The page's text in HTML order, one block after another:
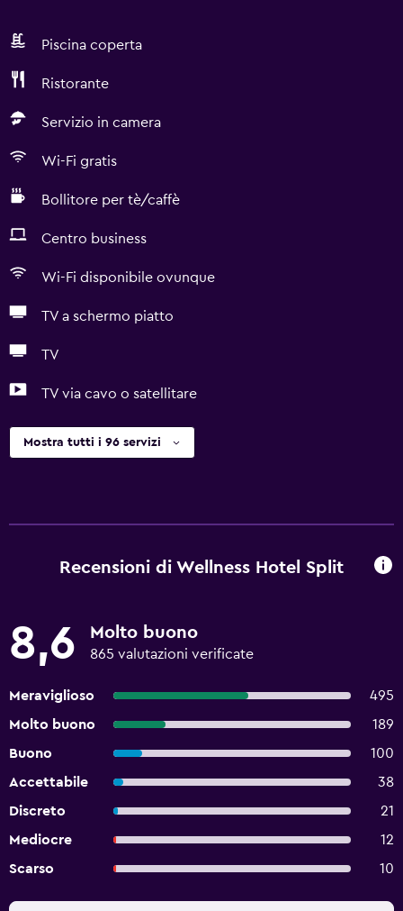
Piscina coperta
Ristorante
Servizio in camera
Wi-Fi gratis
Bollitore per tè/caffè
Centro business
Wi-Fi disponibile ovunque
TV a schermo piatto
TV
TV via cavo o satellitare
Mostra tutti i 96 servizi
Recensioni di Wellness Hotel Split
8,6 Molto buono
865 valutazioni verificate
Meraviglioso
495
Molto buono
189
Buono
100
Accettabile
38
Discreto
21
Mediocre
12
Scarso
10